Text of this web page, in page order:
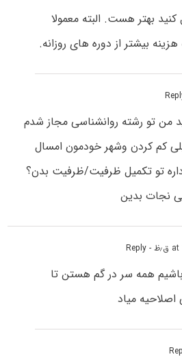
بهتر هست. البته معمولا
بیشتر از دوره های روزانه.
من تو رشته روانشناسی مجاز شدم
کم کردن وشهر خودمون امسال
داره تو تکمیل ظرفیت/ظرفیت بدن؟
نجات بدین
- Reply
باشیم همه سر در گم هستن تا
اصلاحیه میاد